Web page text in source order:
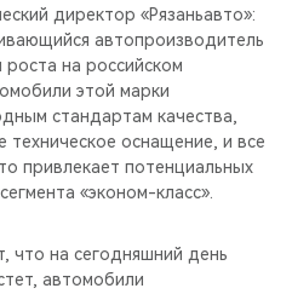
директор «Рязаньавто»:
автопроизводитель
на российском
этой марки
стандартам качества,
оснащение, и все
привлекает потенциальных
«эконом-класс».
что на сегодняшний день
автомобили